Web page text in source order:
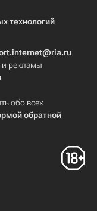
технологий
и рекламы
обо всех
обратной